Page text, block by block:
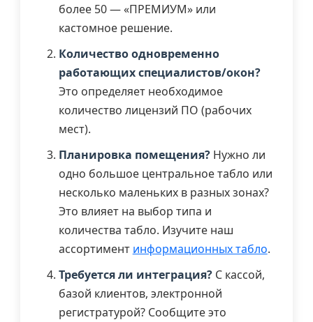
более 50 — «ПРЕМИУМ» или
кастомное решение.
Количество одновременно
работающих специалистов/окон?
Это определяет необходимое
количество лицензий ПО (рабочих
мест).
Планировка помещения?Нужно ли
одно большое центральное табло или
несколько маленьких в разных зонах?
Это влияет на выбор типа и
количества табло. Изучите наш
ассортимент информационных табло.
Требуется ли интеграция?С кассой,
базой клиентов, электронной
регистратурой? Сообщите это